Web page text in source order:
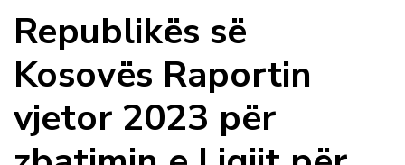
Republikës së
Kosovës Raportin
vjetor 2023 për